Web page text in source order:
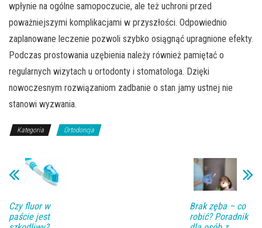
wpłynie na ogólne samopoczucie, ale też uchroni przed
poważniejszymi komplikacjami w przyszłości. Odpowiednio
zaplanowane leczenie pozwoli szybko osiągnąć upragnione efekty.
Podczas prostowania uzębienia należy również pamiętać o
regularnych wizytach u ortodonty i stomatologa. Dzięki
nowoczesnym rozwiązaniom zadbanie o stan jamy ustnej nie
stanowi wyzwania.
Kategoria Ortodoncja
Czy fluor w
paście jest
Brak zęba – co
robić? Poradnik